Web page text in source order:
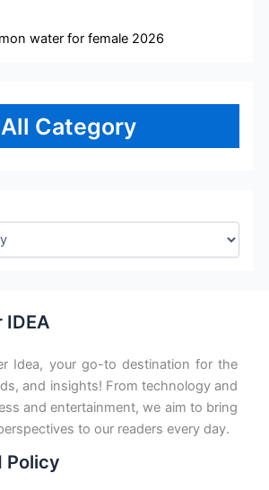
water for female 2026
All Category
Idea, your go-to destination for the
and insights! From technology and
and entertainment, we aim to bring
to our readers every day.
Policy